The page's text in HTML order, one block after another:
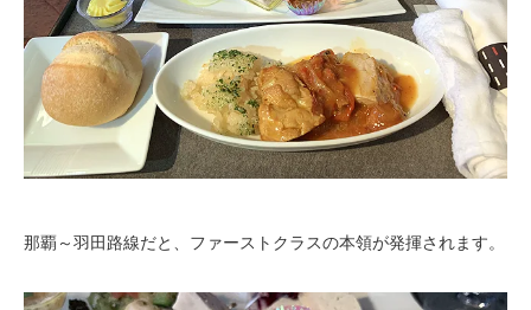
那覇～羽田路線だと、ファーストクラスの本領が発揮されます。